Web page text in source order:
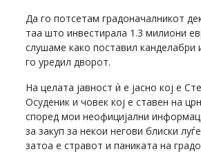
Да го потсетам градоначалникот
таа што инвестирала 1.3 милиони
слушаме како поставил канделабри
го уредил дворот.
На целата јавност ѝ е јасно кој е
Осуденик и човек кој е ставен на
според мои неофицијални
за закуп за некои негови блиски
затоа е стравот и паниката на